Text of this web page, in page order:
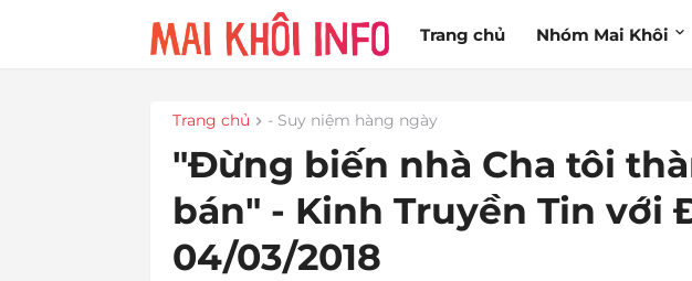
Trang chủ Nhóm Mai Khôi
Trang chủ - Suy niệm hàng ngày
"Đừng biến nhà Cha tôi
bán" - Kinh Truyền Tin với
04/03/2018